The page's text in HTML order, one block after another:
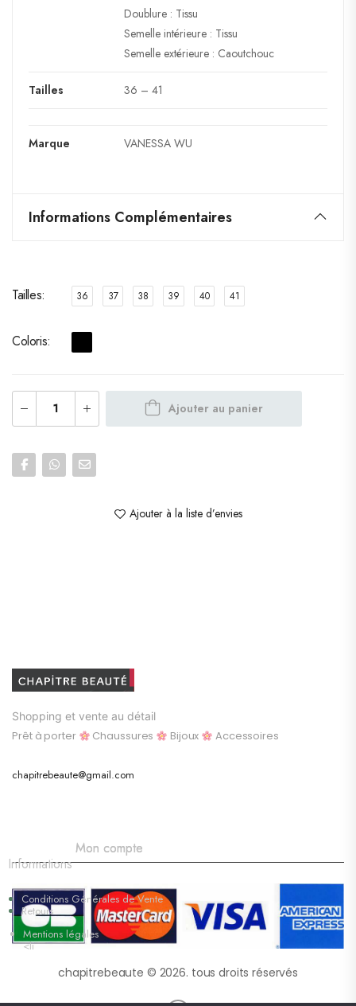
Doublure : Tissu
Semelle intérieure : Tissu
Semelle extérieure : Caoutchouc
Tailles 36 – 41
Marque VANESSA WU
Informations Complémentaires
Tailles 36 37 38 39 40 41
Coloris
Ajouter au panier
Ajouter à la liste d’envies
Shopping et vente au détail
Prêt à porter Chaussures Bijoux Accessoires
chapitrebeaute@gmail.com
Mon compte
Informations
Conditions Générales de Vente
Retours
Mentions légales
<li
chapitrebeaute © 2026. tous droits réservés